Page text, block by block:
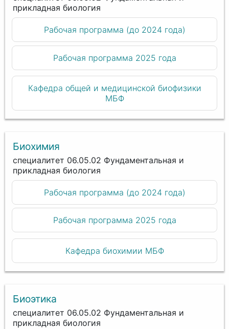
прикладная биология
Рабочая программа (до 2024 года)
Рабочая программа 2025 года
Кафедра общей и медицинской биофизики
МБФ
Биохимия
специалитет 06.05.02 Фундаментальная и
прикладная биология
Рабочая программа (до 2024 года)
Рабочая программа 2025 года
Кафедра биохимии МБФ
Биоэтика
специалитет 06.05.02 Фундаментальная и
прикладная биология